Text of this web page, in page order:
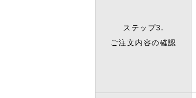
ステップ3.
ご注文内容の確認